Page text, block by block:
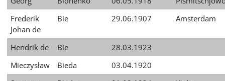
Frederik
Johan de
Bie 29.06.1907 Amsterdam
Hendrik de Bie
28.03.1923
Mieczysław
Bieda
03.04.1920